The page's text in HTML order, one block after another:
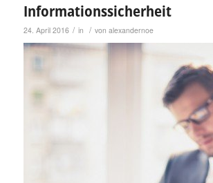
Informationssicherheit
24. April 2016 / in / von alexandernoe